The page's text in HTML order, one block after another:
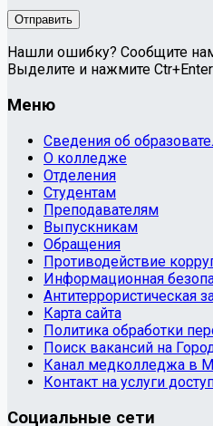
Нашли ошибку? Сообщите
Выделите и нажмите Ctr+Enter
Меню
Сведения об
О колледже
Отделения
Студентам
Преподавателям
Выпускникам
Обращения
Противодействие
Информационная
Антитеррористическая
Карта сайта
Политика обработки
Поиск вакансий на
Канал медколледжа в
Контакт на услуги
Социальные сети